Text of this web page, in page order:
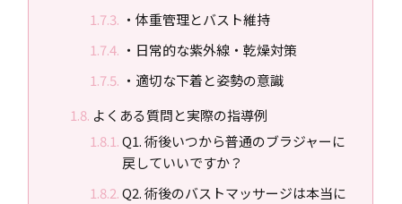
・体重管理とバスト維持
・日常的な紫外線・乾燥対策
・適切な下着と姿勢の意識
よくある質問と実際の指導例
Q1. 術後いつから普通のブラジャーに
戻していいですか？
Q2. 術後のバストマッサージは本当に